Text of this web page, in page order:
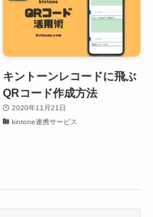
キントーンレコードに飛ぶ
QRコード作成方法
2020年11月21日
kintone連携サービス